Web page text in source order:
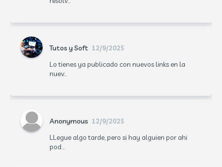
Tutos y Soft 12/9/2025
Lo tienes ya publicado con nuevos links en la
nuev...
Anonymous 12/9/2025
LLegue algo tarde, pero si hay alguien por ahi
pod...